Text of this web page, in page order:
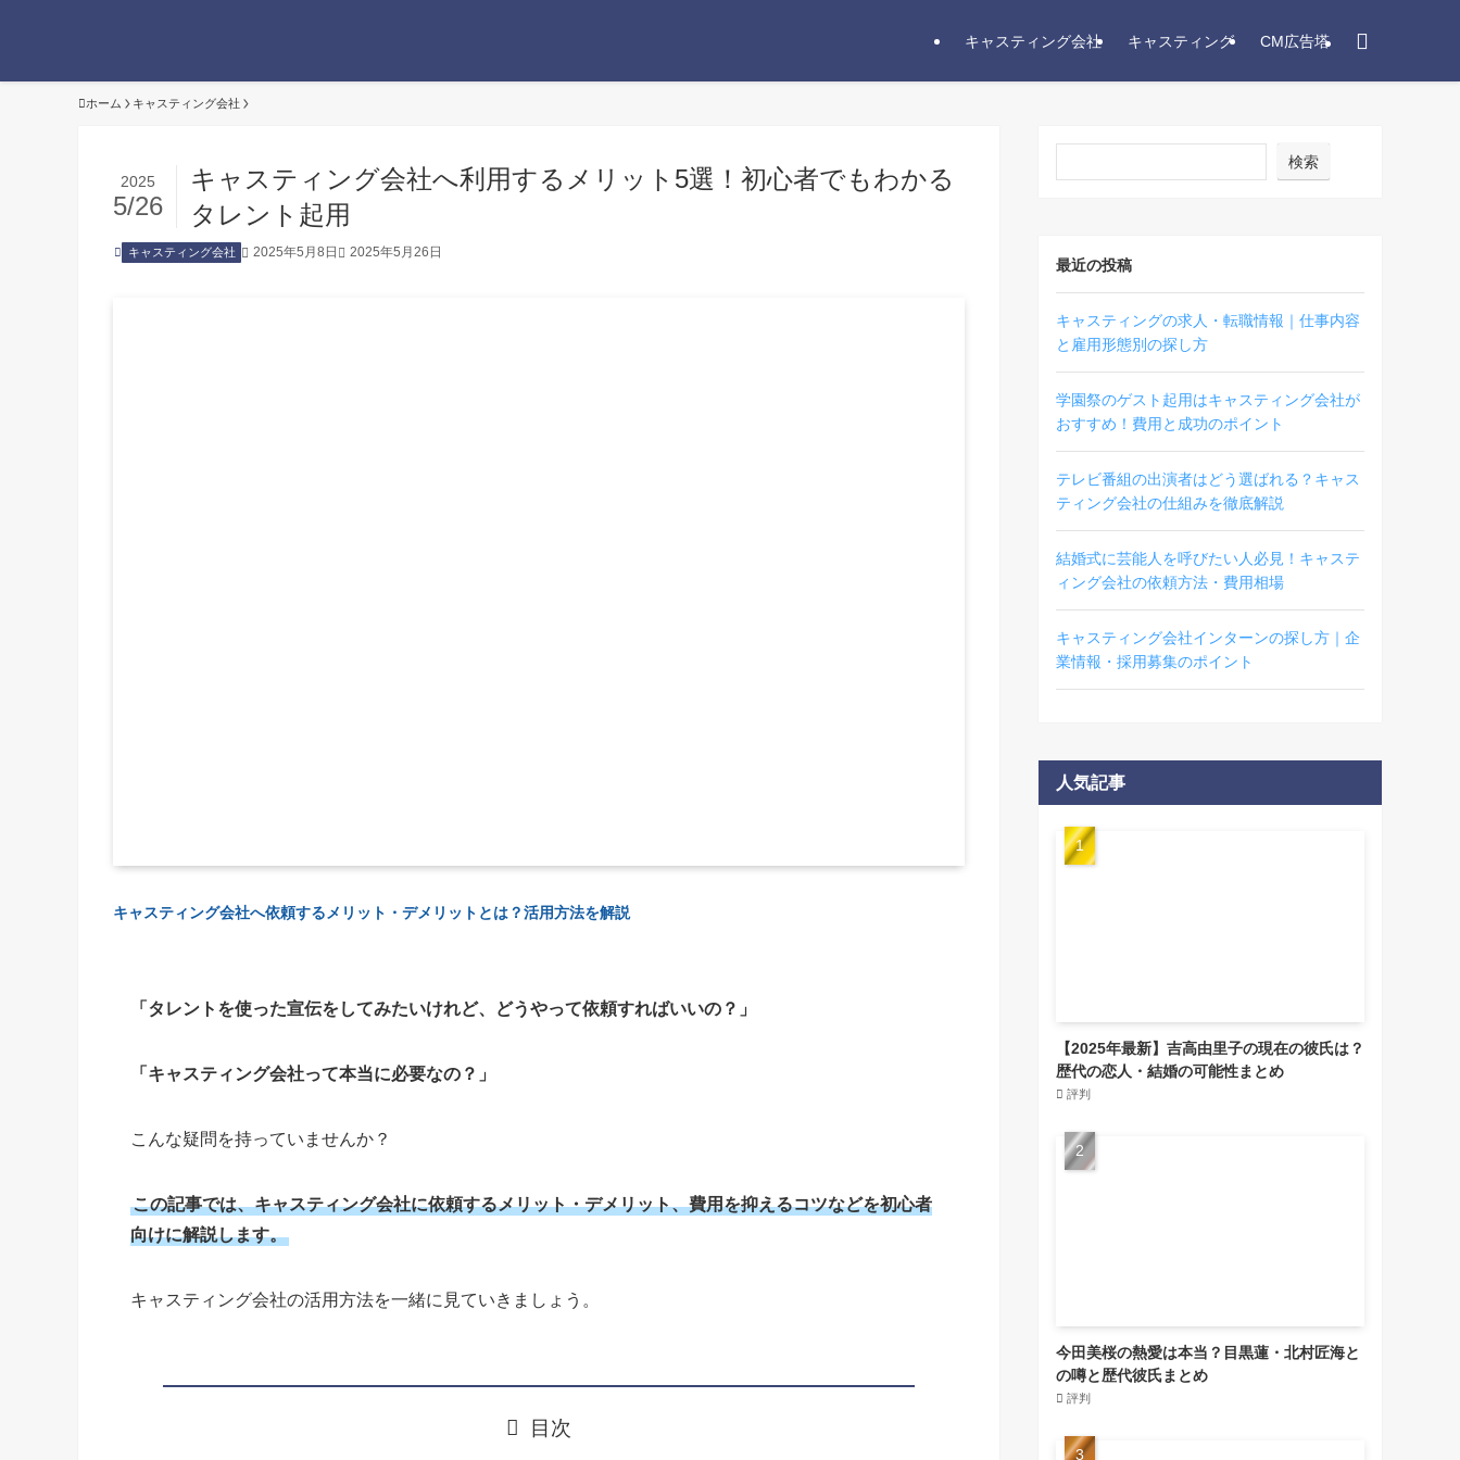
キャスティング会社 キャスティング CM広告塔
ホーム キャスティング会社
キャスティング会社へ利用するメリット5選！初心者でもわかる
タレント起用
2025
5/26
キャスティング会社 2025年5月8日 2025年5月26日
キャスティング会社へ依頼するメリット・デメリットとは？活用方法を解説
「タレントを使った宣伝をしてみたいけれど、どうやって依頼すればいいの？」
「キャスティング会社って本当に必要なの？」
こんな疑問を持っていませんか？
この記事では、キャスティング会社に依頼するメリット・デメリット、費用を抑えるコツなどを初心者
向けに解説します。
キャスティング会社の活用方法を一緒に見ていきましょう。
目次
検索
最近の投稿
キャスティングの求人・転職情報｜仕事内容
と雇用形態別の探し方
学園祭のゲスト起用はキャスティング会社が
おすすめ！費用と成功のポイント
テレビ番組の出演者はどう選ばれる？キャス
ティング会社の仕組みを徹底解説
結婚式に芸能人を呼びたい人必見！キャステ
ィング会社の依頼方法・費用相場
キャスティング会社インターンの探し方｜企
業情報・採用募集のポイント
人気記事
【2025年最新】吉高由里子の現在の彼氏は？
歴代の恋人・結婚の可能性まとめ
評判
今田美桜の熱愛は本当？目黒蓮・北村匠海と
の噂と歴代彼氏まとめ
評判